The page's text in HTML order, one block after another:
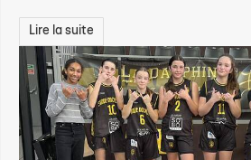
Lire la suite